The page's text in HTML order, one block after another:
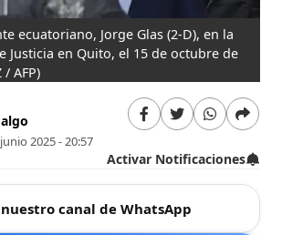
ecuatoriano, Jorge Glas (2-D), en la
Justicia en Quito, el 15 de octubre de
/ AFP)
2025 - 20:57
Activar Notificaciones
canal de WhatsApp